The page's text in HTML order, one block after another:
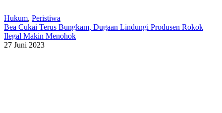
Hukum, Peristiwa
Bea Cukai Terus Bungkam, Dugaan Lindungi Produsen Rokok
Ilegal Makin Menohok
27 Juni 2023